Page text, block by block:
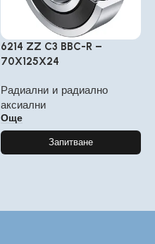
6214 ZZ C3 BBC-R –
70X125X24
Радиални и радиално
аксиални
Още
Запитване